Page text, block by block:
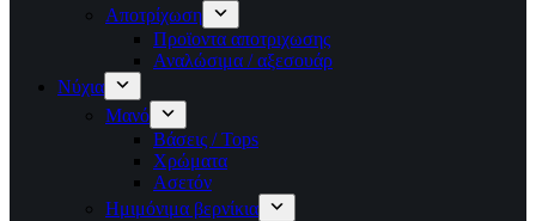
Αποτρίχωση
Προϊοντα αποτριχωσης
Αναλώσιμα / αξεσουάρ
Νύχια
Μανό
Βάσεις / Tops
Χρώματα
Ασετόν
Ημιμόνιμα βερνίκια